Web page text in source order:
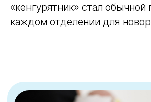
«кенгурятник» стал обычной
каждом отделении для